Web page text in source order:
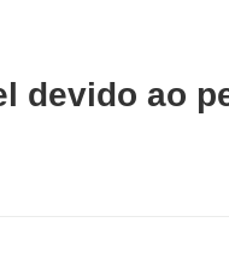
devido ao